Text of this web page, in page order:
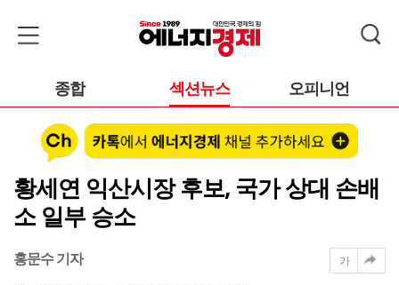
종합 섹션뉴스 오피니언
황세연 익산시장 후보, 국가 상대 손배
소 일부 승소
홍문수 기자
가